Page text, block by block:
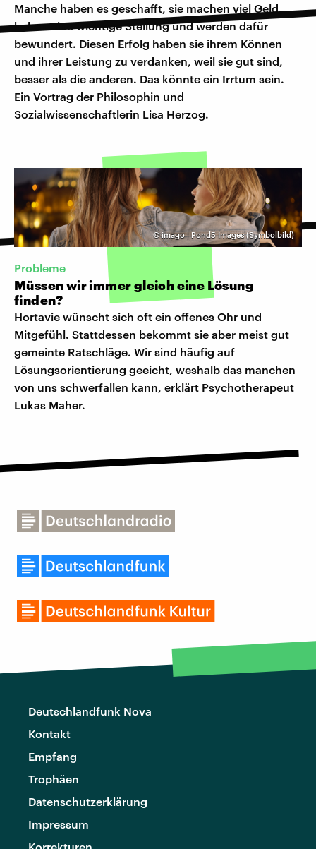
Manche haben es geschafft, sie machen viel Geld,
haben eine wichtige Stellung und werden dafür
bewundert. Diesen Erfolg haben sie ihrem Können
und ihrer Leistung zu verdanken, weil sie gut sind,
besser als die anderen. Das könnte ein Irrtum sein.
Ein Vortrag der Philosophin und
Sozialwissenschaftlerin Lisa Herzog.
©imago | Pond5 Images (Symbolbild)
Probleme
Müssen wir immer gleich eine Lösung
finden?
Hortavie wünscht sich oft ein offenes Ohr und
Mitgefühl. Stattdessen bekommt sie aber meist gut
gemeinte Ratschläge. Wir sind häufig auf
Lösungsorientierung geeicht, weshalb das manchen
von uns schwerfallen kann, erklärt Psychotherapeut
Lukas Maher.
Deutschlandfunk Nova
Kontakt
Empfang
Trophäen
Datenschutzerklärung
Impressum